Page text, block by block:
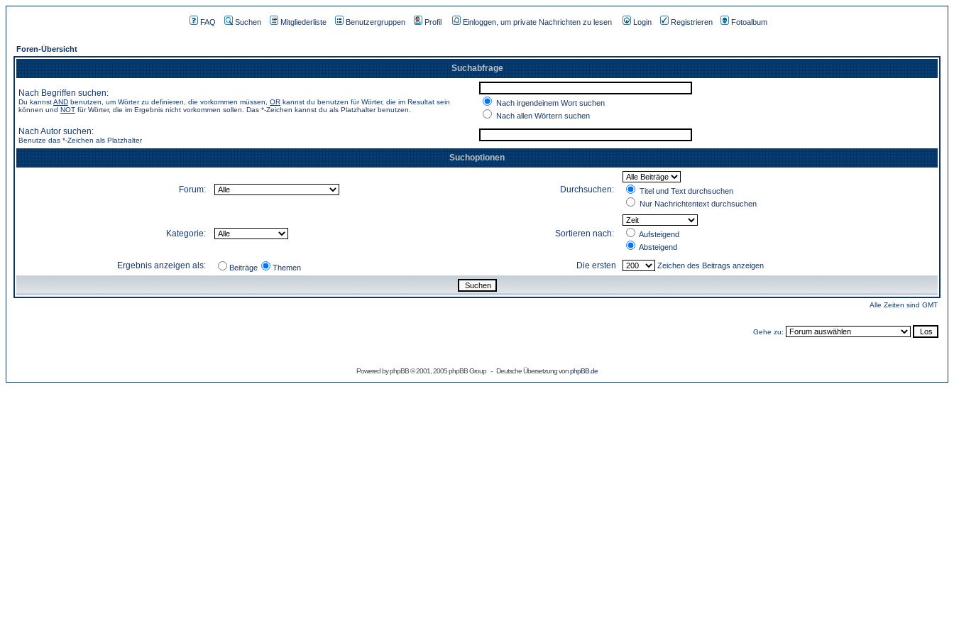
FAQ Suchen Mitgliederliste Benutzergruppen Profil Einloggen, um private Nachrichten zu lesen Login Registrieren Fotoalbum
Foren-Übersicht
Suchabfrage
Nach Begriffen suchen:
Du kannstAND benutzen, um Wörter zu definieren, die vorkommen müssen, OR kannst du benutzen für Wörter, die im Resultat sein
können und NOT für Wörter, die im Ergebnis nicht vorkommen sollen. Das *-Zeichen kannst du als Platzhalter benutzen.
Nach irgendeinem Wort suchen
Nach allen Wörtern suchen
Nach Autor suchen:
Benutze das *-Zeichen als Platzhalter
Suchoptionen
Forum: Durchsuchen:
Titel und Text durchsuchen
Nur Nachrichtentext durchsuchen
Kategorie: Sortieren nach:
Aufsteigend
Absteigend
Ergebnis anzeigen als: Beiträge Themen Die ersten Zeichen des Beitrags anzeigen
Alle Zeiten sind GMT
Gehe zu:
Powered byphpBB© 2001, 2005 phpBB Group - Deutsche Übersetzung vonphpBB.de